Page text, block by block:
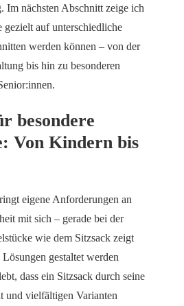
nächsten Abschnitt zeige ich
gezielt auf unterschiedliche
werden können – von der
bis hin zu besonderen
besondere
Von Kindern bis
eigene Anforderungen an
mit sich – gerade bei der
wie dem Sitzsack zeigt
gestaltet werden
dass ein Sitzsack durch seine
und vielfältigen Varianten